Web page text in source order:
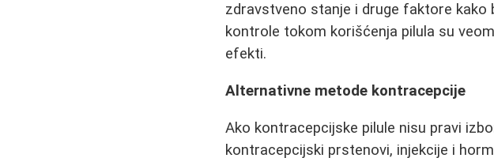
zdravstveno stanje i druge faktore kako
kontrole tokom korišćenja pilula su
efekti.
Alternativne metode kontracepcije
Ako kontracepcijske pilule nisu pravi
kontracepcijski prstenovi, injekcije i